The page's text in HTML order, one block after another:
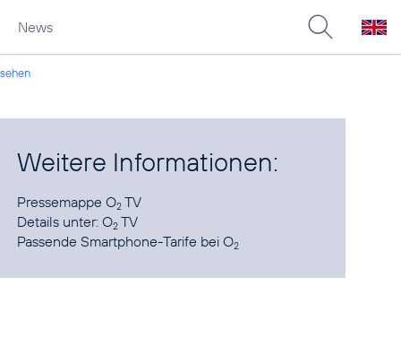
News
Weitere Informationen:
Pressemappe O2 TV
Details unter:O2 TV
Passende Smartphone-Tarife bei O2